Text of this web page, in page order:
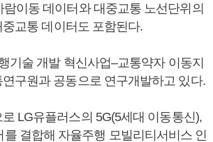
이동 데이터와 대중교통 노선단위의
교통 데이터도 포함된다.
기술 개발 혁신사업–교통약자 이동지
구원과 공동으로 연구개발하고 있다.
LG유플러스의 5G(5세대 이동통신),
결합해 자율주행 모빌리티서비스 인